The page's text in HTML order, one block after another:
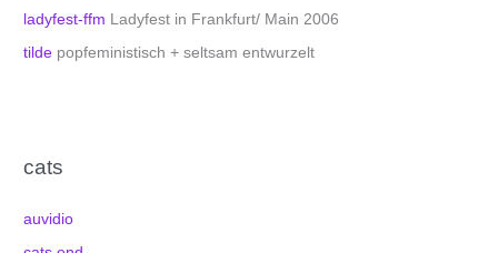
ladyfest-ffm Ladyfest in Frankfurt/ Main 2006
tilde popfeministisch + seltsam entwurzelt
cats
auvidio